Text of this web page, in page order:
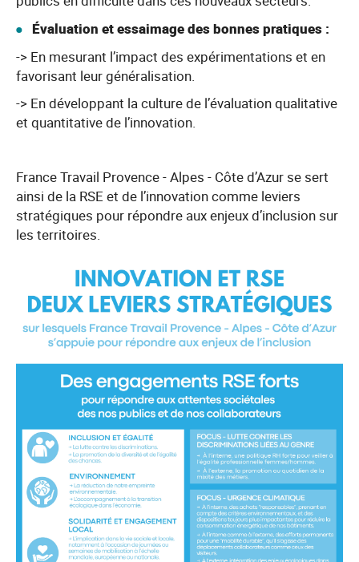
Évaluation et essaimage des bonnes pratiques :
-> En mesurant l’impact des expérimentations et en
favorisant leur généralisation.
-> En développant la culture de l’évaluation qualitative
et quantitative de l’innovation.
France Travail Provence - Alpes - Côte d’Azur se sert
ainsi de la RSE et de l’innovation comme leviers
stratégiques pour répondre aux enjeux d’inclusion sur
les territoires.